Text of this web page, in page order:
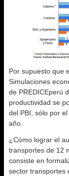
Por supuesto que
Simulaciones
de PREDICEperú
productividad se
del PBI, sólo por
año.
¿Cómo lograr el
transportes de 12
consiste en
sector transportes